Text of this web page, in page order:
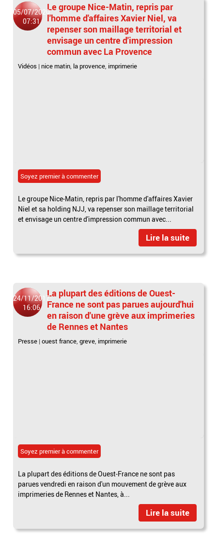
05/07/2020
07:31
Le groupe Nice-Matin, repris par
l'homme d'affaires Xavier Niel, va
repenser son maillage territorial et
envisage un centre d'impression
commun avec La Provence
Vidéos | nice matin, la provence, imprimerie
Soyez premier à commenter
Le groupe Nice-Matin, repris par l'homme d'affaires Xavier
Niel et sa holding NJJ, va repenser son maillage territorial
et envisage un centre d'impression commun avec...
Lire la suite
24/11/2017
16:06
La plupart des éditions de Ouest-
France ne sont pas parues aujourd'hui
en raison d'une grève aux imprimeries
de Rennes et Nantes
Presse |ouest france,greve, imprimerie
Soyez premier à commenter
La plupart des éditions de Ouest-France ne sont pas
parues vendredi en raison d'un mouvement de grève aux
imprimeries de Rennes et Nantes, à...
Lire la suite